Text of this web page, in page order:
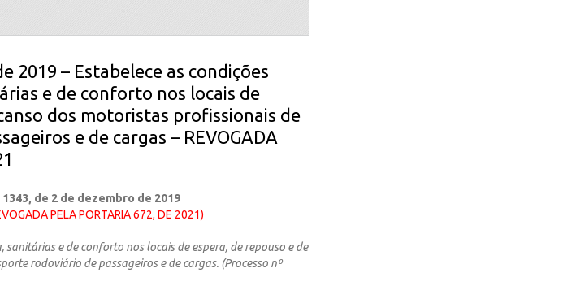
2019 – Estabelece as condições
e de conforto nos locais de
dos motoristas profissionais de
e de cargas – REVOGADA
1343, de 2 de dezembro de 2019
PELA PORTARIA 672, DE 2021)
sanitárias e de conforto nos locais de espera, de repouso e de
rodoviário de passageiros e de cargas. (Processo nº